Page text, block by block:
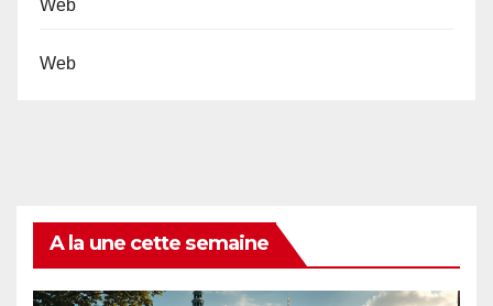
Web
Web
A la une cette semaine